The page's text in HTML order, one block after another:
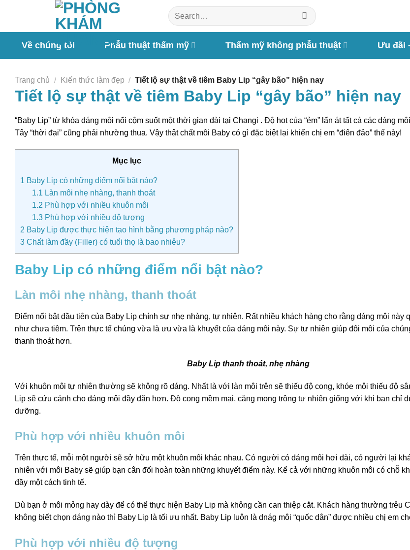
nội
Về chúng tôi Phẫu thuật thẩm mỹ Thẩm mỹ không phẫu thuật Ưu đãi
Trang chủ / Kiến thức làm đẹp / Tiết lộ sự thật về tiêm Baby Lip “gây bão” hiện nay
Tiết lộ sự thật về tiêm Baby Lip “gây bão” hiện nay
“Baby Lip” từ khóa dáng môi nổi cộm suốt một thời gian dài tại Changi . Độ hot của “ẻm” lấn át tất cả các dáng
Tây “thời đại” cũng phải nhường thua. Vậy thật chất môi Baby có gì đặc biệt lại khiến chị em “điên đảo” thế này!
Mục lục
1 Baby Lip có những điểm nổi bật nào?
1.1 Làn môi nhẹ nhàng, thanh thoát
1.2 Phù hợp với nhiều khuôn môi
1.3 Phù hợp với nhiều độ tượng
2 Baby Lip được thực hiện tạo hình bằng phương pháp nào?
3 Chất làm đầy (Filler) có tuổi thọ là bao nhiêu?
Baby Lip có những điểm nổi bật nào?
Làn môi nhẹ nhàng, thanh thoát
Điểm nổi bật đầu tiên của Baby Lip chính sự nhẹ nhàng, tự nhiên. Rất nhiều khách hàng cho rằng dáng môi này
như chưa tiêm. Trên thực tế chúng vừa là ưu vừa là khuyết của dáng môi này. Sự tư nhiên giúp đôi môi của
thanh thoát hơn.
Baby Lip thanh thoát, nhẹ nhàng
Với khuôn môi tự nhiên thường sẽ không rõ dáng. Nhất là với làn môi trên sẽ thiếu độ cong, khóe môi thiếu độ
Lip sẽ cứu cánh cho dáng môi đầy đặn hơn. Độ cong mềm mại, căng mọng trông tự nhiên giống với khi bạn chỉ
dưỡng.
Phù hợp với nhiều khuôn môi
Trên thực tế, mỗi một người sẽ sở hữu một khuôn môi khác nhau. Có người có dáng môi hơi dài, có người lại
nhiên với môi Baby sẽ giúp bạn cân đối hoàn toàn những khuyết điểm này. Kể cả với những khuôn môi có chỗ
đầy một cách tinh tế.
Dù bạn ở môi mỏng hay dày để có thể thực hiện Baby Lip mà không cần can thiệp cắt. Khách hàng thường trêu
không biết chọn dáng nào thì Baby Lip là tối ưu nhất. Baby Lip luôn là dnág môi “quốc dân” được nhiều chị em
Phù hợp với nhiều độ tượng